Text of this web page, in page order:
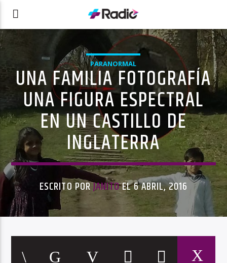
PARANORMAL
UNA FAMILIA FOTOGRAFÍA
UNA FIGURA ESPECTRAL
EN UN CASTILLO DE
INGLATERRA
ESCRITO PORJANITOEL 6 ABRIL, 2016